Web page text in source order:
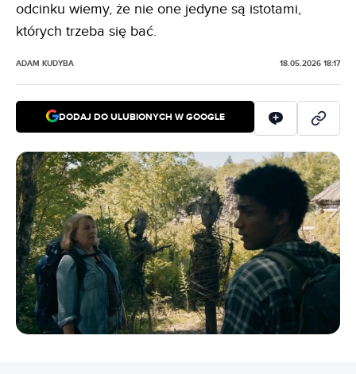
odcinku wiemy, że nie one jedyne są istotami,
których trzeba się bać.
ADAM KUDYBA 18.05.2026 18:17
DODAJ DO ULUBIONYCH W GOOGLE